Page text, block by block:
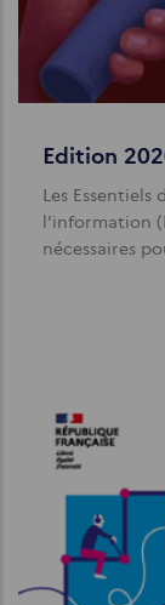
Edition
Les Essentiels
l'information
nécessaires